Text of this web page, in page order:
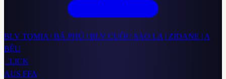
BLV TOMIA | BÁ PHÚ | BLV CUỘI | SAO LA | ZIDANE | A
BỆU
CLICK
AUS FFA